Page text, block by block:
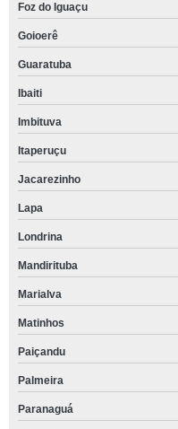
Foz do Iguaçu
Goioerê
Guaratuba
Ibaiti
Imbituva
Itaperuçu
Jacarezinho
Lapa
Londrina
Mandirituba
Marialva
Matinhos
Paiçandu
Palmeira
Paranaguá